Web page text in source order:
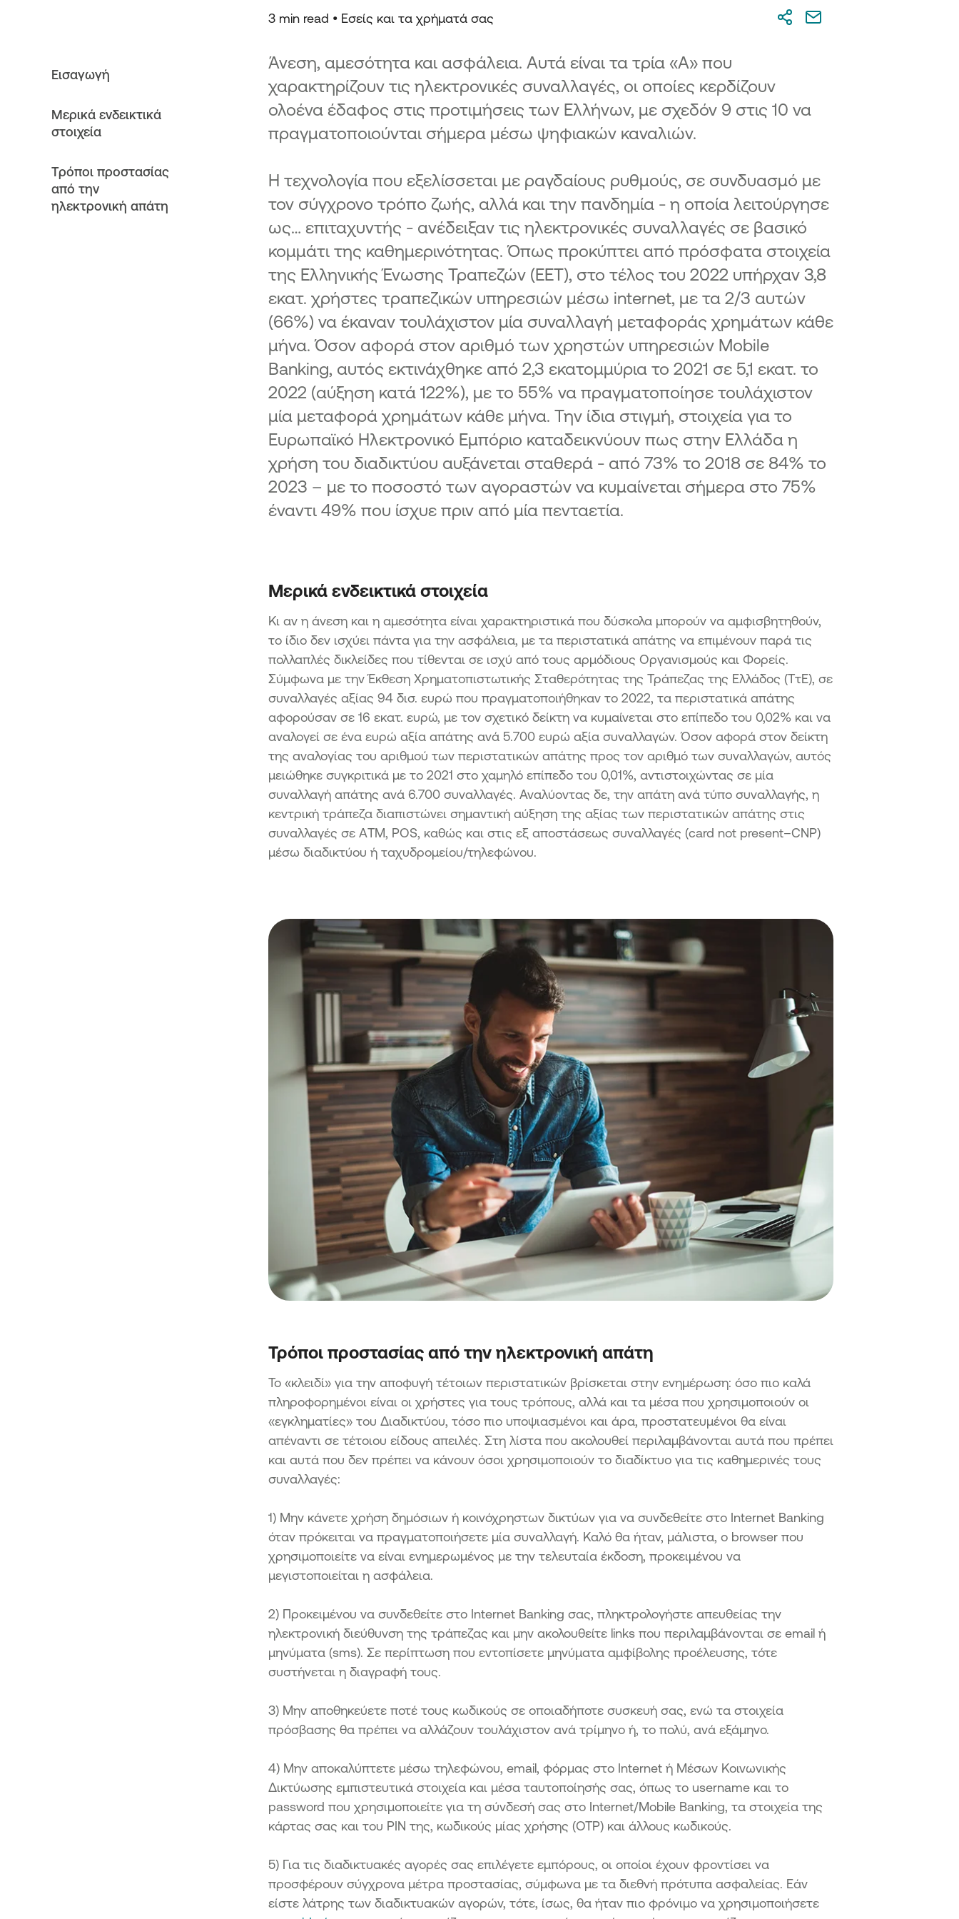
Εισαγωγή
Μερικά ενδεικτικά
στοιχεία
Τρόποι προστασίας
από την
ηλεκτρονική απάτη
3 min read • Εσείς και τα χρήματά σας
Άνεση, αμεσότητα και ασφάλεια. Αυτά είναι τα τρία «Α» που
χαρακτηρίζουν τις ηλεκτρονικές συναλλαγές, οι οποίες κερδίζουν
ολοένα έδαφος στις προτιμήσεις των Ελλήνων, με σχεδόν 9 στις 10 να
πραγματοποιούνται σήμερα μέσω ψηφιακών καναλιών.
Η τεχνολογία που εξελίσσεται με ραγδαίους ρυθμούς, σε συνδυασμό με
τον σύγχρονο τρόπο ζωής, αλλά και την πανδημία - η οποία λειτούργησε
ως… επιταχυντής - ανέδειξαν τις ηλεκτρονικές συναλλαγές σε βασικό
κομμάτι της καθημερινότητας. Όπως προκύπτει από πρόσφατα στοιχεία
της Ελληνικής Ένωσης Τραπεζών (ΕΕΤ), στο τέλος του 2022 υπήρχαν 3,8
εκατ. χρήστες τραπεζικών υπηρεσιών μέσω internet, με τα 2/3 αυτών
(66%) να έκαναν τουλάχιστον μία συναλλαγή μεταφοράς χρημάτων κάθε
μήνα. Όσον αφορά στον αριθμό των χρηστών υπηρεσιών Mobile
Banking, αυτός εκτινάχθηκε από 2,3 εκατομμύρια το 2021 σε 5,1 εκατ. το
2022 (αύξηση κατά 122%), με το 55% να πραγματοποίησε τουλάχιστον
μία μεταφορά χρημάτων κάθε μήνα. Την ίδια στιγμή, στοιχεία για το
Ευρωπαϊκό Ηλεκτρονικό Εμπόριο καταδεικνύουν πως στην Ελλάδα η
χρήση του διαδικτύου αυξάνεται σταθερά - από 73% το 2018 σε 84% το
2023 – με το ποσοστό των αγοραστών να κυμαίνεται σήμερα στο 75%
έναντι 49% που ίσχυε πριν από μία πενταετία.
Μερικά ενδεικτικά στοιχεία
Κι αν η άνεση και η αμεσότητα είναι χαρακτηριστικά που δύσκολα μπορούν να αμφισβητηθούν,
το ίδιο δεν ισχύει πάντα για την ασφάλεια, με τα περιστατικά απάτης να επιμένουν παρά τις
πολλαπλές δικλείδες που τίθενται σε ισχύ από τους αρμόδιους Οργανισμούς και Φορείς.
Σύμφωνα με την Έκθεση Χρηματοπιστωτικής Σταθερότητας της Τράπεζας της Ελλάδος (ΤτΕ), σε
συναλλαγές αξίας 94 δισ. ευρώ που πραγματοποιήθηκαν το 2022, τα περιστατικά απάτης
αφορούσαν σε 16 εκατ. ευρώ, με τον σχετικό δείκτη να κυμαίνεται στο επίπεδο του 0,02% και να
αναλογεί σε ένα ευρώ αξία απάτης ανά 5.700 ευρώ αξία συναλλαγών. Όσον αφορά στον δείκτη
της αναλογίας του αριθμού των περιστατικών απάτης προς τον αριθμό των συναλλαγών, αυτός
μειώθηκε συγκριτικά με το 2021 στο χαμηλό επίπεδο του 0,01%, αντιστοιχώντας σε μία
συναλλαγή απάτης ανά 6.700 συναλλαγές. Αναλύοντας δε, την απάτη ανά τύπο συναλλαγής, η
κεντρική τράπεζα διαπιστώνει σημαντική αύξηση της αξίας των περιστατικών απάτης στις
συναλλαγές σε ΑTM, POS, καθώς και στις εξ αποστάσεως συναλλαγές (card not present–CNP)
μέσω διαδικτύου ή ταχυδρομείου/τηλεφώνου.
Τρόποι προστασίας από την ηλεκτρονική απάτη
Το «κλειδί» για την αποφυγή τέτοιων περιστατικών βρίσκεται στην ενημέρωση: όσο πιο καλά
πληροφορημένοι είναι οι χρήστες για τους τρόπους, αλλά και τα μέσα που χρησιμοποιούν οι
«εγκληματίες» του Διαδικτύου, τόσο πιο υποψιασμένοι και άρα, προστατευμένοι θα είναι
απέναντι σε τέτοιου είδους απειλές. Στη λίστα που ακολουθεί περιλαμβάνονται αυτά που πρέπει
και αυτά που δεν πρέπει να κάνουν όσοι χρησιμοποιούν το διαδίκτυο για τις καθημερινές τους
συναλλαγές:
1) Μην κάνετε χρήση δημόσιων ή κοινόχρηστων δικτύων για να συνδεθείτε στο Ιnternet Banking
όταν πρόκειται να πραγματοποιήσετε μία συναλλαγή. Καλό θα ήταν, μάλιστα, ο browser που
χρησιμοποιείτε να είναι ενημερωμένος με την τελευταία έκδοση, προκειμένου να
μεγιστοποιείται η ασφάλεια.
2) Προκειμένου να συνδεθείτε στο Internet Banking σας, πληκτρολογήστε απευθείας την
ηλεκτρονική διεύθυνση της τράπεζας και μην ακολουθείτε links που περιλαμβάνονται σε email ή
μηνύματα (sms). Σε περίπτωση που εντοπίσετε μηνύματα αμφίβολης προέλευσης, τότε
συστήνεται η διαγραφή τους.
3) Μην αποθηκεύετε ποτέ τους κωδικούς σε οποιαδήποτε συσκευή σας, ενώ τα στοιχεία
πρόσβασης θα πρέπει να αλλάζουν τουλάχιστον ανά τρίμηνο ή, το πολύ, ανά εξάμηνο.
4) Μην αποκαλύπτετε μέσω τηλεφώνου, email, φόρμας στο Internet ή Μέσων Κοινωνικής
Δικτύωσης εμπιστευτικά στοιχεία και μέσα ταυτοποίησής σας, όπως το username και το
password που χρησιμοποιείτε για τη σύνδεσή σας στο Internet/Mobile Banking, τα στοιχεία της
κάρτας σας και του PIN της, κωδικούς μίας χρήσης (OTP) και άλλους κωδικούς.
5) Για τις διαδικτυακές αγορές σας επιλέγετε εμπόρους, οι οποίοι έχουν φροντίσει να
προσφέρουν σύγχρονα μέτρα προστασίας, σύμφωνα με τα διεθνή πρότυπα ασφαλείας. Εάν
είστε λάτρης των διαδικτυακών αγορών, τότε, ίσως, θα ήταν πιο φρόνιμο να χρησιμοποιήσετε